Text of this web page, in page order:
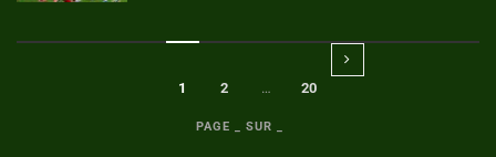
PAGE _ SUR _
1 2 … 20